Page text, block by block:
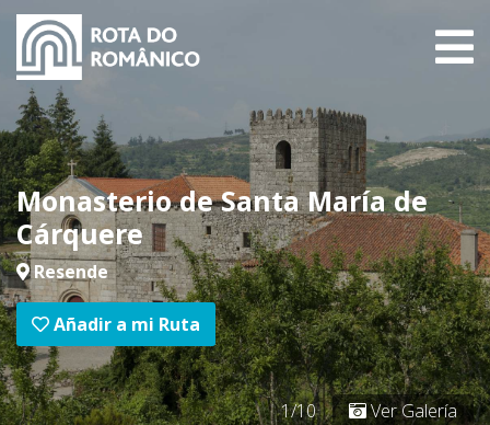
Monasterio de Santa María de
Cárquere
Resende
Añadir a mi Ruta
1/10 Ver Galería